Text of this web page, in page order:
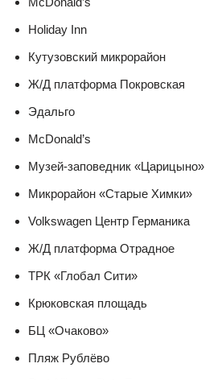
Holiday Inn
Кутузовский микрорайон
Ж/Д платформа Покровская
Эдальго
McDonald’s
Музей-заповедник «Царицыно»
Микрорайон «Старые Химки»
Volkswagen Центр Германика
Ж/Д платформа Отрадное
ТРК «Глобал Сити»
Крюковская площадь
БЦ «Очаково»
Пляж Рублёво